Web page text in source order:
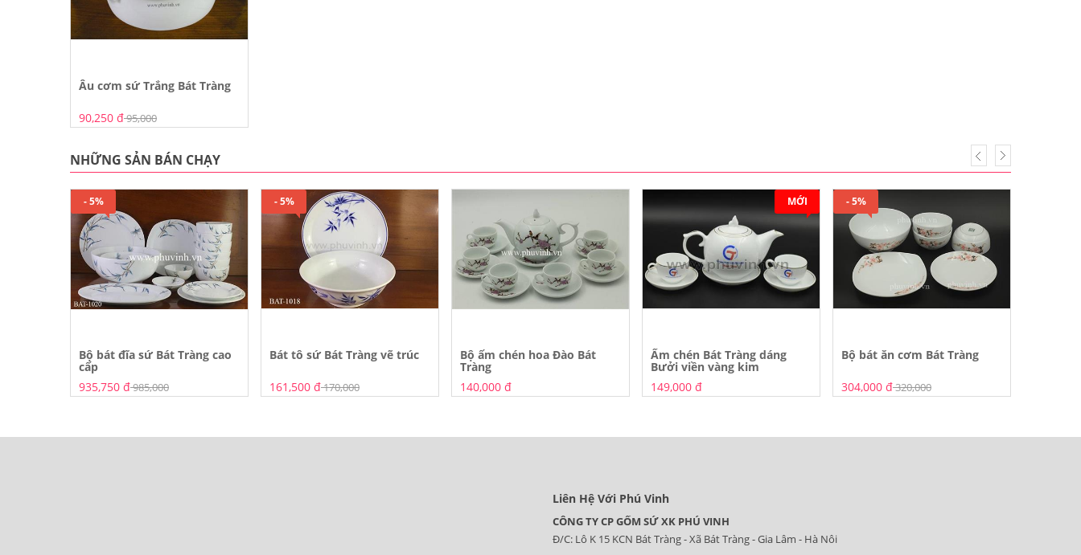
Âu cơm sứ Trắng Bát Tràng
90,250 đ95,000
NHỮNG SẢN BÁN CHẠY
- 5%
Bộ bát đĩa sứ Bát Tràng cao
cấp
935,750 đ985,000
- 5%
Bát tô sứ Bát Tràng vẽ trúc
161,500 đ170,000
Bộ ấm chén hoa Đào Bát
Tràng
140,000 đ
MỚI
Ấm chén Bát Tràng dáng
Bưởi viền vàng kim
149,000 đ
- 5%
Bộ bát ăn cơm Bát Tràng
304,000 đ320,000
Liên Hệ Với Phú Vinh
CÔNG TY CP GỐM SỨ XK PHÚ VINH
Đ/C: Lô K 15 KCN Bát Tràng - Xã Bát Tràng - Gia Lâm - Hà Nôi